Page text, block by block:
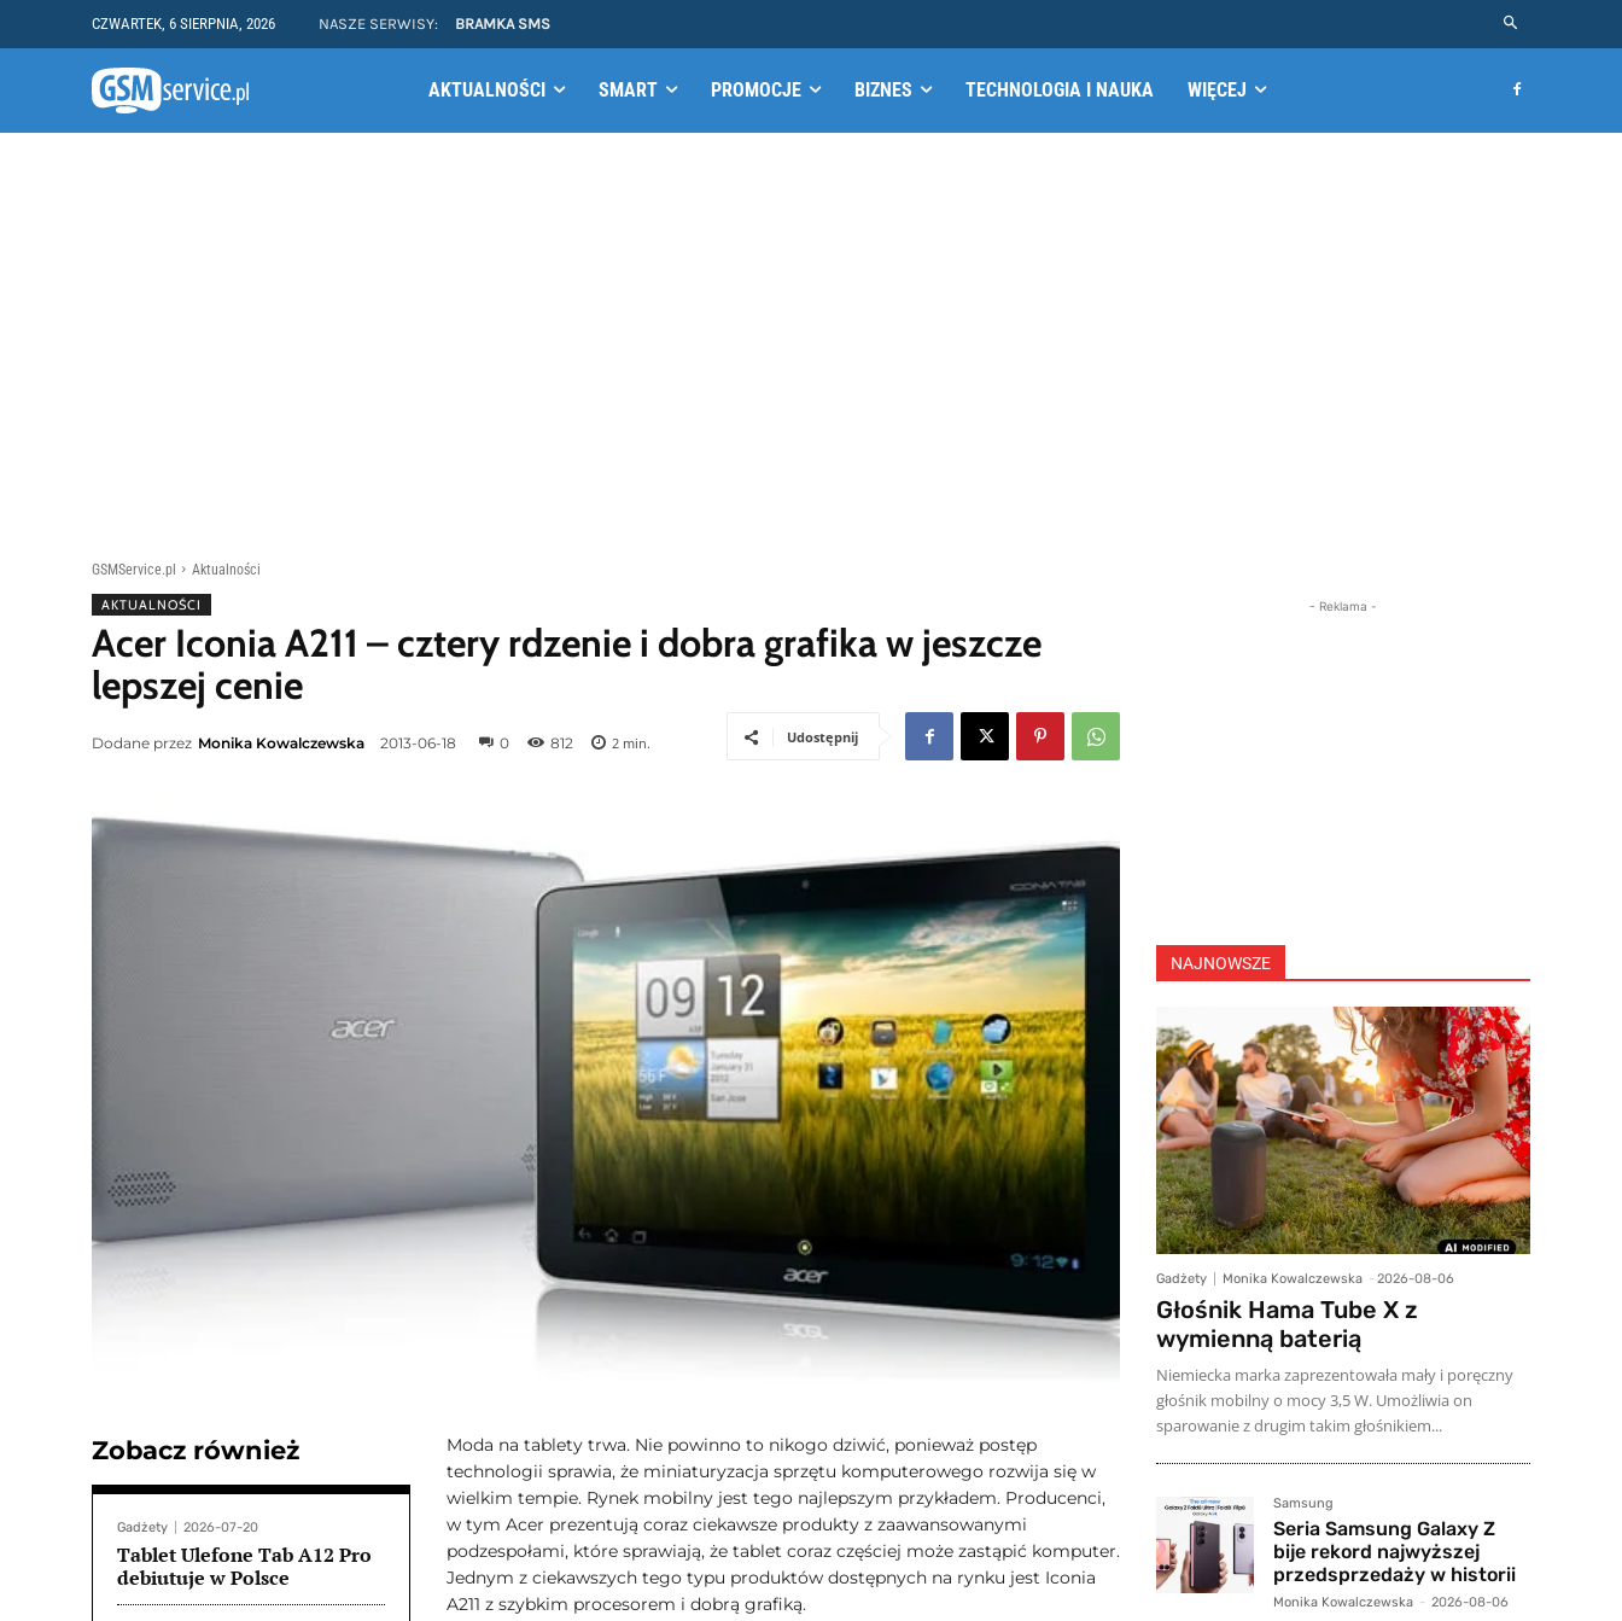
CZWARTEK, 6 SIERPNIA, 2026 NASZE SERWISY: BRAMKA SMS
AKTUALNOŚCI SMART PROMOCJE BIZNES TECHNOLOGIA I NAUKA WIĘCEJ
GSMService.pl Aktualności
AKTUALNOŚCI
Acer Iconia A211 – cztery rdzenie i dobra grafika w jeszcze
lepszej cenie
Dodane przez Monika Kowalczewska 2013-06-18 0 812 2 min. Udostępnij
Zobacz również
Gadżety 2026-07-20
Tablet Ulefone Tab A12 Pro
debiutuje w Polsce
Moda na tablety trwa. Nie powinno to nikogo dziwić, ponieważ postęp
technologii sprawia, że miniaturyzacja sprzętu komputerowego rozwija się w
wielkim tempie. Rynek mobilny jest tego najlepszym przykładem. Producenci,
w tym Acer prezentują coraz ciekawsze produkty z zaawansowanymi
podzespołami, które sprawiają, że tablet coraz częściej może zastąpić komputer.
Jednym z ciekawszych tego typu produktów dostępnych na rynku jest Iconia
A211 z szybkim procesorem i dobrą grafiką.
- Reklama -
NAJNOWSZE
Gadżety Monika Kowalczewska - 2026-08-06
Głośnik Hama Tube X z
wymienną baterią
Niemiecka marka zaprezentowała mały i poręczny
głośnik mobilny o mocy 3,5 W. Umożliwia on
sparowanie z drugim takim głośnikiem...
Samsung
Seria Samsung Galaxy Z
bije rekord najwyższej
przedsprzedaży w historii
Monika Kowalczewska - 2026-08-06